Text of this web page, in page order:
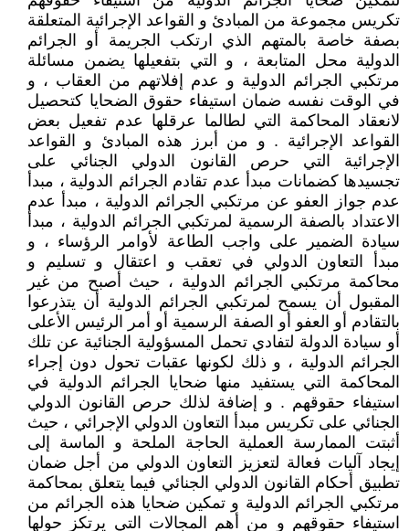
تكريس مجموعة من المبادئ و القواعد الإجرائية المتعلقة
بصفة خاصة بالمتهم الذي ارتكب الجريمة أو الجرائم
الدولية محل المتابعة ، و التي بتفعيلها يضمن مسائلة
مرتكبي الجرائم الدولية و عدم إفلاتهم من العقاب ، و
في الوقت نفسه ضمان استيفاء حقوق الضحايا كتحصيل
لانعقاد المحاكمة التي لطالما عرقلها عدم تفعيل بعض
القواعد الإجرائية . و من أبرز هذه المبادئ و القواعد
الإجرائية التي حرص القانون الدولي الجنائي على
تجسيدها كضمانات مبدأ عدم تقادم الجرائم الدولية ، مبدأ
عدم جواز العفو عن مرتكبي الجرائم الدولية ، مبدأ عدم
الاعتداد بالصفة الرسمية لمرتكبي الجرائم الدولية ، مبدأ
سيادة الضمير على واجب الطاعة لأوامر الرؤساء ، و
مبدأ التعاون الدولي في تعقب و اعتقال و تسليم و
محاكمة مرتكبي الجرائم الدولية ، حيث أصبح من غير
المقبول أن يسمح لمرتكبي الجرائم الدولية أن يتذرعوا
بالتقادم أو العفو أو الصفة الرسمية أو أمر الرئيس الأعلى
أو سيادة الدولة لتفادي تحمل المسؤولية الجنائية عن تلك
الجرائم الدولية ، و ذلك لكونها عقبات تحول دون إجراء
المحاكمة التي يستفيد منها ضحايا الجرائم الدولية في
استيفاء حقوقهم . و إضافة لذلك حرص القانون الدولي
الجنائي على تكريس مبدأ التعاون الدولي الإجرائي ، حيث
أثبتت الممارسة العملية الحاجة الملحة و الماسة إلى
إيجاد آليات فعالة لتعزيز التعاون الدولي من أجل ضمان
تطبيق أحكام القانون الدولي الجنائي فيما يتعلق بمحاكمة
مرتكبي الجرائم الدولية و تمكين ضحايا هذه الجرائم من
استيفاء حقوقهم و من أهم المجالات التي يرتكز حولها